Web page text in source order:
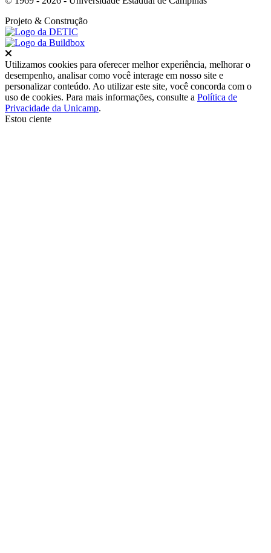
Projeto & Construção
Utilizamos cookies para oferecer melhor experiência, melhorar o
desempenho, analisar como você interage em nosso site e
personalizar conteúdo. Ao utilizar este site, você concorda com o
uso de cookies. Para mais informações, consulte a Política de
Privacidade da Unicamp.
Estou ciente